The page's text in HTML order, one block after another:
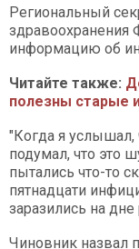
Региональный
здравоохранения
информацию об
Читайте также:
полезны старые
"Когда я услышал,
подумал, что это
пытались что-то
пятнадцати
заразились на
Чиновник